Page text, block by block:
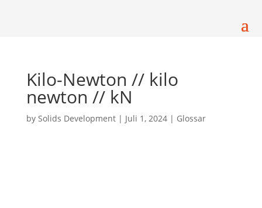
Kilo-Newton // kilo
newton // kN
by Solids Development| Juli 1, 2024| Glossar